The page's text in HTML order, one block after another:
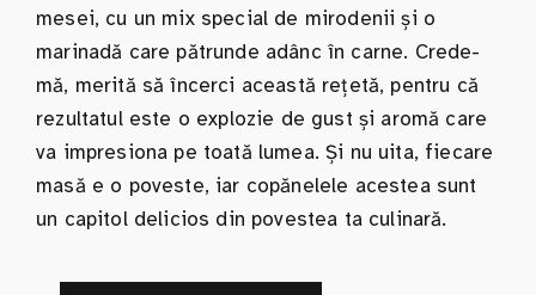
mesei, cu un mix special de mirodenii și o
marinadă care pătrunde adânc în carne. Crede-
mă, merită să încerci această rețetă, pentru că
rezultatul este o explozie de gust și aromă care
va impresiona pe toată lumea. Și nu uita, fiecare
masă e o poveste, iar copănelele acestea sunt
un capitol delicios din povestea ta culinară.